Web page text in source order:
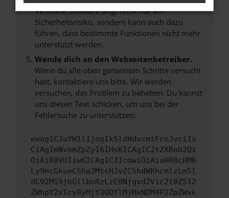
Veraltete Software birgt nicht nur ein
Sicherheitsrisiko, sondern kann auch dazu
führen, dass bestimmte Funktionen nicht mehr
unterstützt werden.
Wende dich an den Webseitenbetreiber.
Wenn du alle oben genannten Schritte versucht
hast, kontaktiere uns bitte. Wir werden
versuchen, das Problem zu beheben. Du kannst
uns diesen Text schicken, um uns bei der
Fehlersuche zu unterstützen:
ewogICJuYW1lIjogIk5ldHdvcmtFcnJvciIs
CiAgImNvbmZpZyI6IHsKICAgICJtZXRob2Qi
OiAiR0VUIiwKICAgICJ1cmwiOiAiaHR0cHM6
Ly9hcGkueC5ha3MtcHJvZC5hdWRhcmlzLm5l
dC92MS9jbGllbnRzLzE0Njgvd2Vic2l0ZS12
ZWhpY2xlcy8yMjY3ODYlMjMxNDM4P2ZpZWxk